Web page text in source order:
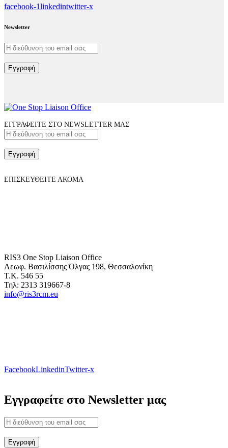
facebook-1linkedintwitter-x
Newsletter
Εγγραφή
ΕΓΓΡΑΦΕΙΤΕ ΣΤΟ NEWSLETTER ΜΑΣ
Εγγραφή
ΕΠΙΣΚΕΥΘΕΙΤΕ ΑΚΟΜΑ
RIS3 One Stop Liaison Office
Λεωφ. Βασιλίσσης Όλγας 198, Θεσσαλονίκη
Τ.Κ. 546 55
Τηλ: 2313 319667-8
info@ris3rcm.eu
FacebookLinkedinTwitter-x
Εγγραφείτε στο Newsletter μας
Εγγραφή